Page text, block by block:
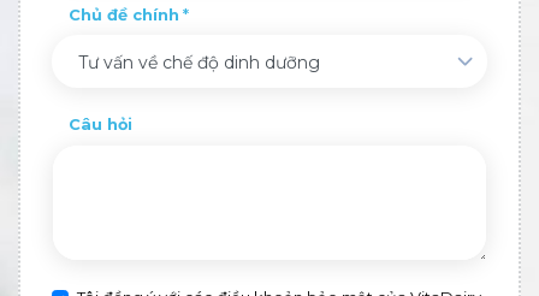
Chủ đề chính
Tư vấn về chế độ dinh dưỡng
Câu hỏi